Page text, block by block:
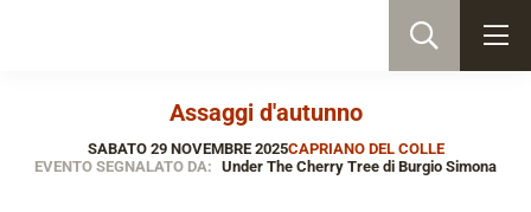
Assaggi d'autunno
SABATO 29 NOVEMBRE 2025CAPRIANO DEL COLLE
EVENTO SEGNALATO DA: Under The Cherry Tree di Burgio Simona